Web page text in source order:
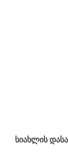
სიახლის